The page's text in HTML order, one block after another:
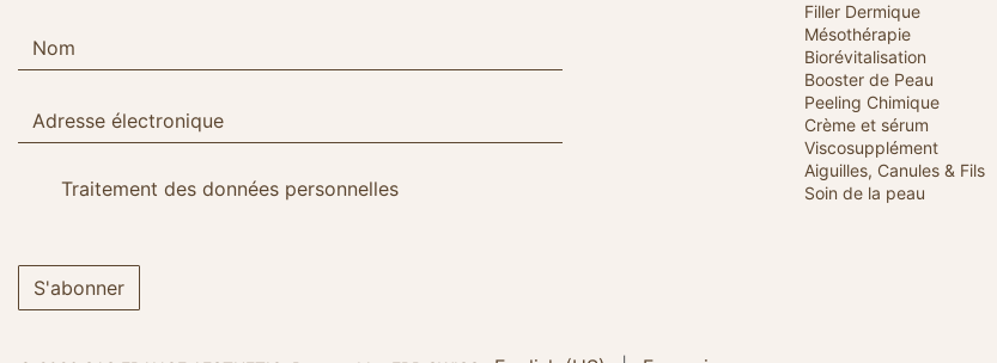
Traitement des données personnelles
S'abonner
Filler Dermique
Mésothérapie
Biorévitalisation
Booster de Peau
Peeling Chimique
Crème et sérum
Viscosupplément
Aiguilles, Canules & Fils
Soin de la peau